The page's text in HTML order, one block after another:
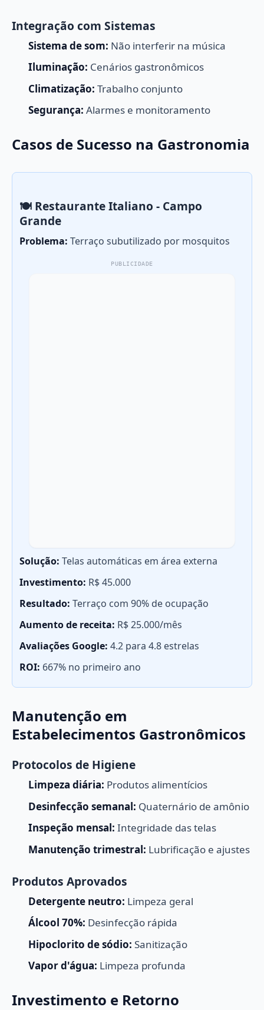
Integração com Sistemas
Sistema de som: Não interferir na música
Iluminação: Cenários gastronômicos
Climatização: Trabalho conjunto
Segurança: Alarmes e monitoramento
Casos de Sucesso na Gastronomia
🍽️ Restaurante Italiano - Campo
Grande
Problema: Terraço subutilizado por mosquitos
PUBLICIDADE
Solução: Telas automáticas em área externa
Investimento: R$ 45.000
Resultado: Terraço com 90% de ocupação
Aumento de receita: R$ 25.000/mês
Avaliações Google: 4.2 para 4.8 estrelas
ROI: 667% no primeiro ano
Manutenção em
Estabelecimentos Gastronômicos
Protocolos de Higiene
Limpeza diária: Produtos alimentícios
Desinfecção semanal: Quaternário de amônio
Inspeção mensal: Integridade das telas
Manutenção trimestral: Lubrificação e ajustes
Produtos Aprovados
Detergente neutro: Limpeza geral
Álcool 70%: Desinfecção rápida
Hipoclorito de sódio: Sanitização
Vapor d'água: Limpeza profunda
Investimento e Retorno